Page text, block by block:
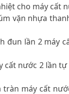
cho máy cất
vặn nhựa
đun lần 2 máy
cất nước 2 lần tự
tràn máy cất